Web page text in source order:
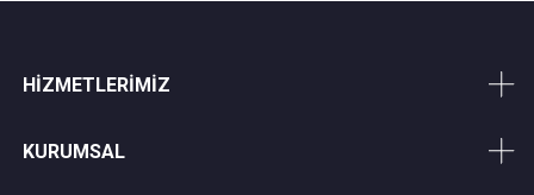
HİZMETLERİMİZ
KURUMSAL